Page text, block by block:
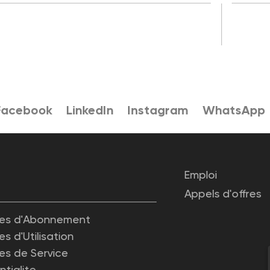
LinkedIn Instagram WhatsApp
d'Abonnement
d'Utilisation
de Service
Emploi
Appels d'offres